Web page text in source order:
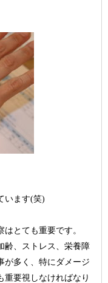
います(笑)
とても重要です。
齢、ストレス、栄養障
が多く、特にダメージ
重要視しなければなり